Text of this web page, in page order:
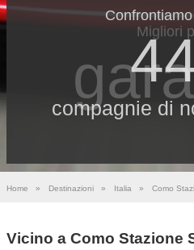
compagnie di
Migliori
Home » Destinazioni » Italia » Como
Vicino a Como Stazione